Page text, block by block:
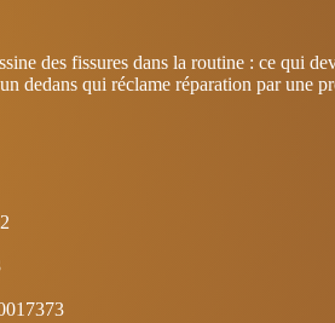
des fissures dans la routine : ce qui
dedans qui réclame réparation par une